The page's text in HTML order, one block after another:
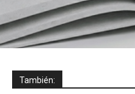
También: